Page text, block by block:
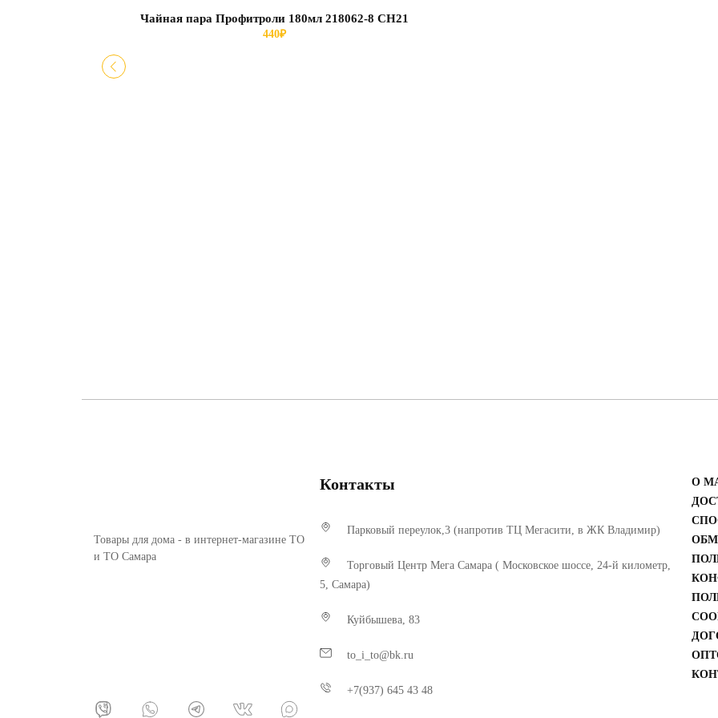
Чайная пара Профитроли 180мл 218062-8 СН21
440₽
Товары для дома - в интернет-магазине ТО
и ТО Самара
Контакты
Парковый переулок,3 (напротив ТЦ Мегасити, в ЖК Владимир)
Торговый Центр Мега Самара ( Московское шоссе, 24-й километр,
5, Самара)
Куйбышева, 83
to_i_to@bk.ru
+7(937) 645 43 48
О